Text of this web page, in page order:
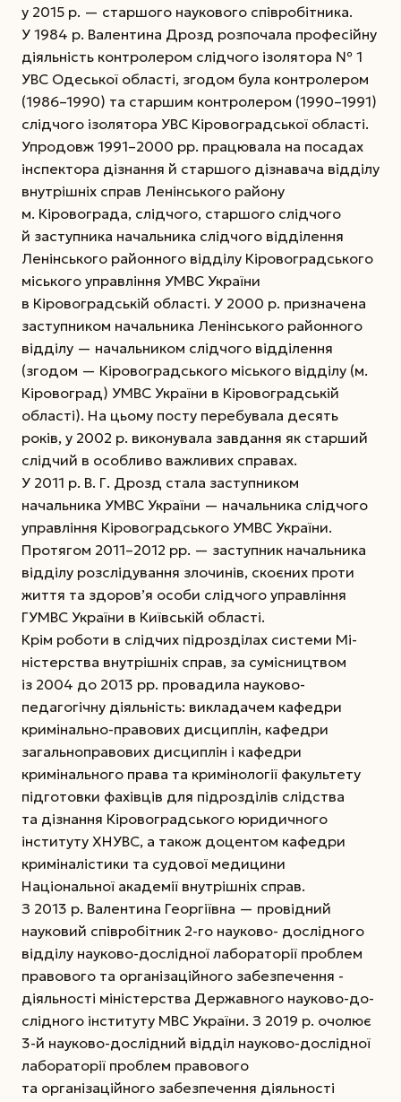
у 2015 р. — старшого наукового співробітника.
У 1984 р. Валентина Дрозд розпочала професійну
діяльність контролером слідчого ізолятора № 1
УВС Одеської області, згодом була контролером
(1986–1990) та старшим контролером (1990–1991)
слідчого ізолятора УВС Кіровоградської області.
Упродовж 1991–2000 рр. працювала на посадах
інспектора дізнання й старшого дізнавача відділу
внутрішніх справ Ленінського району
м. Кіровограда, слідчого, старшого слідчого
й заступника начальника слідчого відділення
Ленінського районного відділу Кірово­градського
міського управління УМВС Украї­ни
в Кіровоградській області. У 2000 р. призначена
заступником начальника Ленінського районного
відділу — начальником слідчого відділення
(згодом — Кіровоградського міського відділу (м.
Кіровоград) УМВС України в Кіровоградській
області). На цьому посту перебувала десять
років, у 2002 р. виконувала завдання як старший
слідчий в особливо важливих справах.
У 2011 р. В. Г. Дрозд стала заступником
начальника УМВС України — начальника слідчого
управління Кіро­воградського УМВС України.
Протягом 2011–2012 рр. — заступник начальника
відділу розслідування злочинів, скоєних проти
життя та здоров’я особи слідчого управління
ГУМВС України в Київській області.
Крім роботи в слідчих підрозділах системи Мі­
ністерства внутрішніх справ, за сумісництвом
із 2004 до 2013 рр. провадила науково-
педагогічну діяльність: викладачем кафедри
кримінально-­правових дисциплін, кафедри
загальноправових дисциплін і кафедри
кримінального права та кримінології факультету
підготовки фахівців для підрозділів слідства
та дізнання Кіровоградського юридичного
інституту ХНУВС, а також доцентом кафедри
криміналістики та судової медицини
Національної академії внутрішніх справ.
З 2013 р. Валентина Георгіївна — про­відний
науковий співробітник 2-го науково- до­слідного
відділу науково-дослідної лабораторії проблем
правового та організаційного забезпечен­ня ­
діяльності міністерства Державного науково-до­
слідного інституту МВС України. З 2019 р. очолює
3-й науково-дослідний відділ науково-дослідної
лабораторії проблем правового
та організаційного забезпечення діяльності